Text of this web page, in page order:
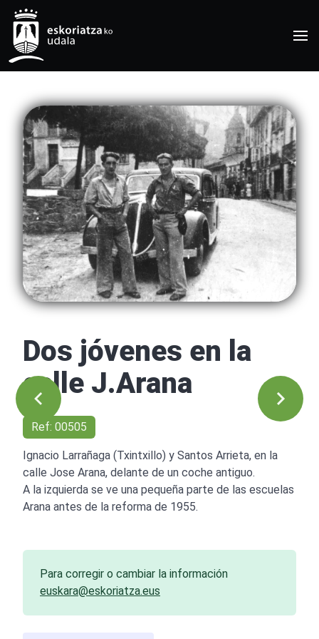
Dos jóvenes en la
calle J.Arana
Ref: 00505
Ignacio Larrañaga (Txintxillo) y Santos Arrieta, en la
calle Jose Arana, delante de un coche antiguo.
A la izquierda se ve una pequeña parte de las escuelas
Arana antes de la reforma de 1955.
Para corregir o cambiar la información
euskara@eskoriatza.eus